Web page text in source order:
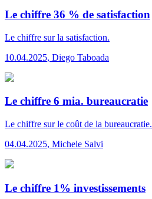
Le chiffre 36 % de satisfaction
Le chiffre sur la satisfaction.
10.04.2025, Diego Taboada
Le chiffre 6 mia. bureaucratie
Le chiffre sur le coût de la bureaucratie.
04.04.2025, Michele Salvi
Le chiffre 1% investissements